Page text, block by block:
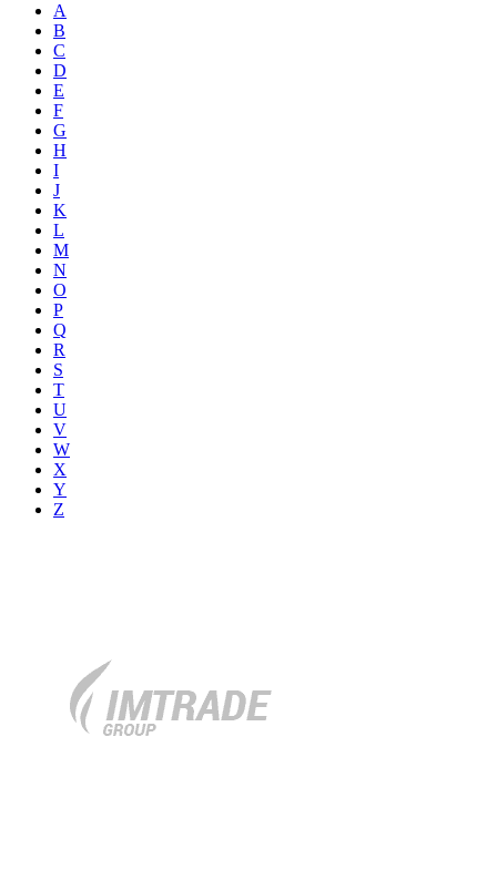
A
B
C
D
E
F
G
H
I
J
K
L
M
N
O
P
Q
R
S
T
U
V
W
X
Y
Z